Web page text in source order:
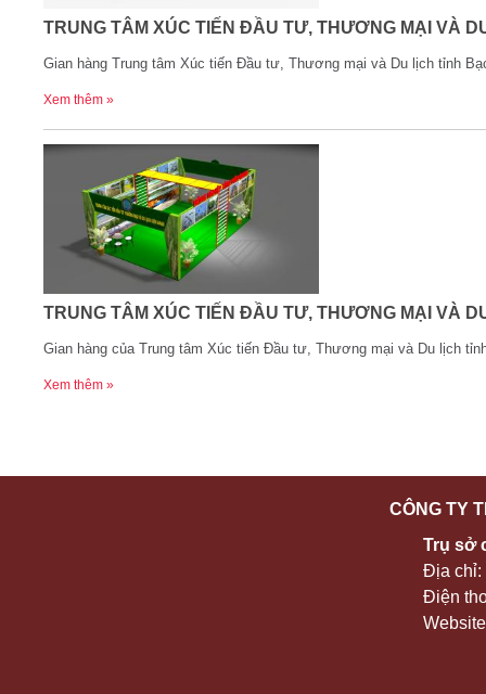
TRUNG TÂM XÚC TIẾN ĐẦU TƯ, THƯƠNG MẠI VÀ
Gian hàng Trung tâm Xúc tiến Đầu tư, Thương mại và Du lịch tỉnh
Xem thêm »
TRUNG TÂM XÚC TIẾN ĐẦU TƯ, THƯƠNG MẠI VÀ
Gian hàng của Trung tâm Xúc tiến Đầu tư, Thương mại và Du lịch
Xem thêm »
CÔNG TY
Trụ sở
Địa chỉ:
Điện